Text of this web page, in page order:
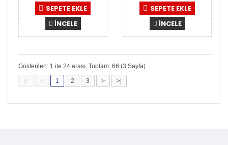
SEPETE EKLE
İNCELE
SEPETE EKLE
İNCELE
Gösterilen: 1 ile 24 arası, Toplam: 66 (3 Sayfa)
|< < 1 2 3 > >|